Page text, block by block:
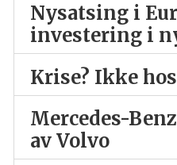
Nysatsing i
investering i
Krise? Ikke
Mercedes-
av Volvo